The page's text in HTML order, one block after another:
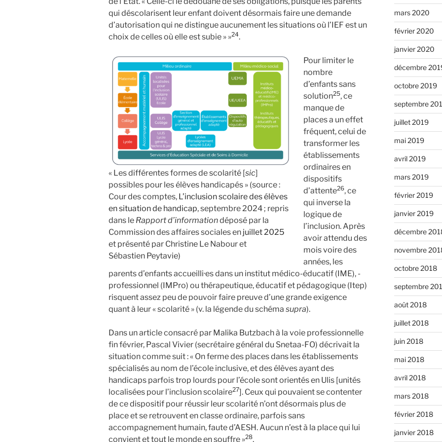
qui déscolarisent leur enfant doivent désormais faire une demande
d’autorisation qui ne distingue aucunement les situations où l’IEF est un
choix de celles où elle est subie » »24.
« Les différentes formes de scolarité [sic]
possibles pour les élèves handicapés » (source :
Cour des comptes, L’inclusion scolaire des élèves
en situation de handicap, septembre 2024 ; repris
dans le Rapport d’informationdéposé par la
Commission des affaires sociales en juillet 2025
et présenté par Christine Le Nabour et
Sébastien Peytavie)
Pour limiter le
nombre
d’enfants sans
solution25, ce
manque de
places a un effet
fréquent, celui de
transformer les
établissements
ordinaires en
dispositifs
d’attente26, ce
qui inverse la
logique de
l’inclusion. Après
avoir attendu des
mois voire des
années, les
parents d’enfants accueilli·es dans un institut médico-éducatif (IME), -
professionnel (IMPro) ou thérapeutique, éducatif et pédagogique (Itep)
risquent assez peu de pouvoir faire preuve d’une grande exigence
quant à leur « scolarité » (v. la légende du schéma supra).
Dans un article consacré par Malika Butzbach à la voie professionnelle
fin février, Pascal Vivier (secrétaire général du Snetaa-FO) décrivait la
situation comme suit : « On ferme des places dans les établissements
spécialisés au nom de l’école inclusive, et des élèves ayant des
handicaps parfois trop lourds pour l’école sont orientés en Ulis [unités
localisées pour l’inclusion scolaire27]. Ceux qui pouvaient se contenter
de ce dispositif pour réussir leur scolarité n’ont désormais plus de
place et se retrouvent en classe ordinaire, parfois sans
accompagnement humain, faute d’AESH. Aucun n’est à la place qui lui
convient et tout le monde en souffre »28.
mars 2020
février 2020
janvier 2020
décembre
octobre 2019
septembre
juillet 2019
mai 2019
avril 2019
mars 2019
février 2019
janvier 2019
décembre
novembre
octobre 2018
septembre
août 2018
juillet 2018
juin 2018
mai 2018
avril 2018
mars 2018
février 2018
janvier 2018